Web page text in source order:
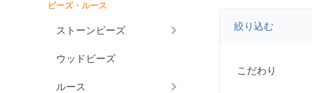
ビーズ・ルース
ストーンビーズ
ウッドビーズ
ルース
絞り込む
こだわり